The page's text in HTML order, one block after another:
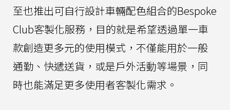
至也推出可自行設計車輛配色組合的Bespoke
Club客製化服務，目的就是希望透過單一車
款創造更多元的使用模式，不僅能用於一般
通勤、快遞送貨，或是戶外活動等場景，同
時也能滿足更多使用者客製化需求。